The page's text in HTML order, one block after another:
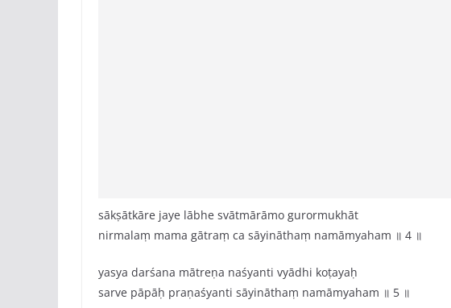
sākṣātkāre jaye lābhe svātmārāmo gurormukhāt
nirmalaṃ mama gātraṃ ca sāyināthaṃ namāmyaham ॥ 4 ॥
yasya darśana mātreṇa naśyanti vyādhi koṭayaḥ
sarve pāpāḥ praṇaśyanti sāyināthaṃ namāmyaham ॥ 5 ॥